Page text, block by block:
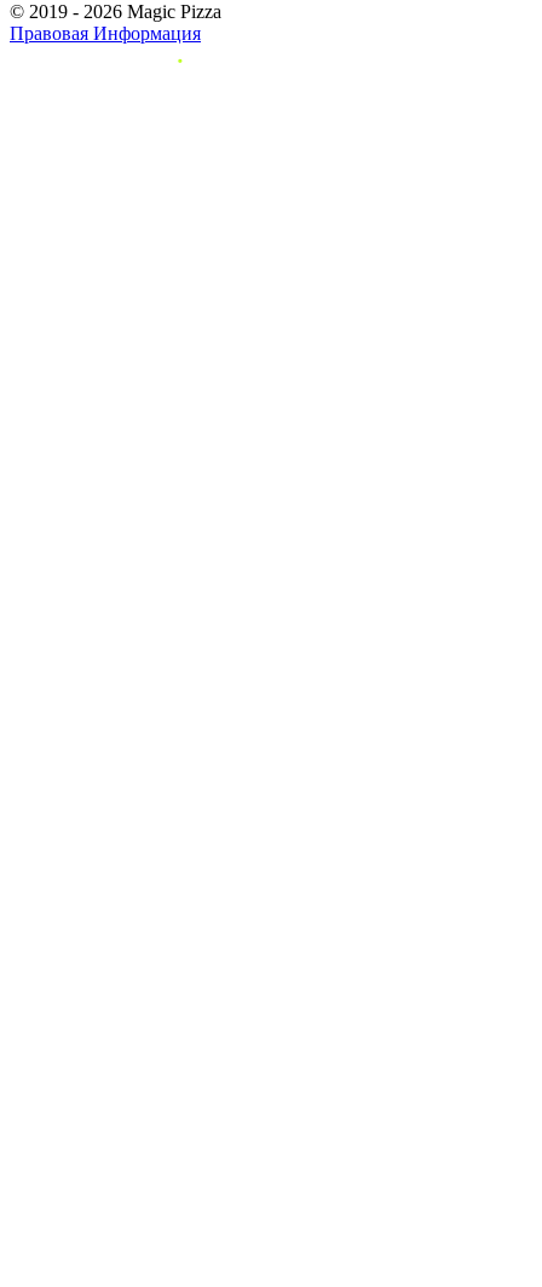
© 2019 - 2026 Magic Pizza
Правовая Информация